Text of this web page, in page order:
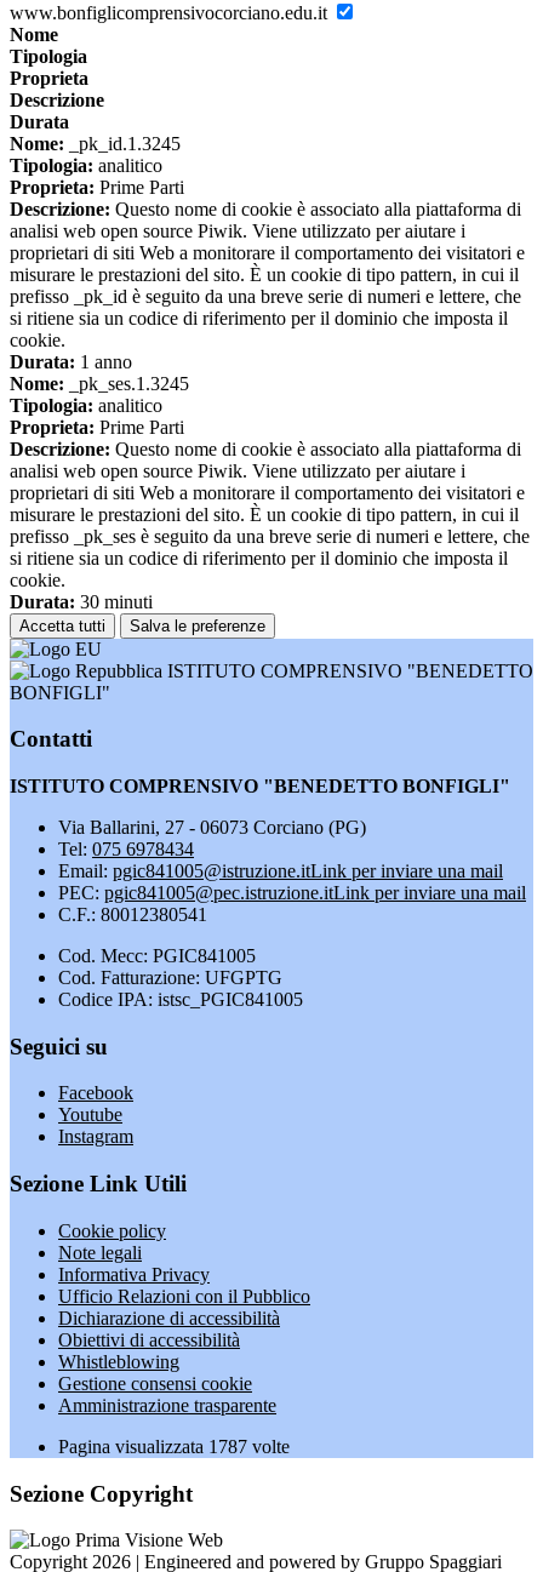
www.bonfiglicomprensivocorciano.edu.it
Nome
Tipologia
Proprieta
Descrizione
Durata
Nome: _pk_id.1.3245
Tipologia: analitico
Proprieta: Prime Parti
Descrizione: Questo nome di cookie è associato alla piattaforma di
analisi web open source Piwik. Viene utilizzato per aiutare i
proprietari di siti Web a monitorare il comportamento dei visitatori e
misurare le prestazioni del sito. È un cookie di tipo pattern, in cui il
prefisso _pk_id è seguito da una breve serie di numeri e lettere, che
si ritiene sia un codice di riferimento per il dominio che imposta il
cookie.
Durata: 1 anno
Nome: _pk_ses.1.3245
Tipologia: analitico
Proprieta: Prime Parti
Descrizione: Questo nome di cookie è associato alla piattaforma di
analisi web open source Piwik. Viene utilizzato per aiutare i
proprietari di siti Web a monitorare il comportamento dei visitatori e
misurare le prestazioni del sito. È un cookie di tipo pattern, in cui il
prefisso _pk_ses è seguito da una breve serie di numeri e lettere, che
si ritiene sia un codice di riferimento per il dominio che imposta il
cookie.
Durata: 30 minuti
Accetta tutti Salva le preferenze
ISTITUTO COMPRENSIVO "BENEDETTO
BONFIGLI"
Contatti
ISTITUTO COMPRENSIVO "BENEDETTO BONFIGLI"
Via Ballarini, 27 - 06073 Corciano (PG)
Tel: 075 6978434
Email: pgic841005@istruzione.itLink per inviare una mail
PEC: pgic841005@pec.istruzione.itLink per inviare una mail
C.F.: 80012380541
Cod. Mecc: PGIC841005
Cod. Fatturazione: UFGPTG
Codice IPA: istsc_PGIC841005
Seguici su
Facebook
Youtube
Instagram
Sezione Link Utili
Cookie policy
Note legali
Informativa Privacy
Ufficio Relazioni con il Pubblico
Dichiarazione di accessibilità
Obiettivi di accessibilità
Whistleblowing
Gestione consensi cookie
Amministrazione trasparente
Pagina visualizzata 1787 volte
Sezione Copyright
Copyright 2026 | Engineered and powered by Gruppo Spaggiari